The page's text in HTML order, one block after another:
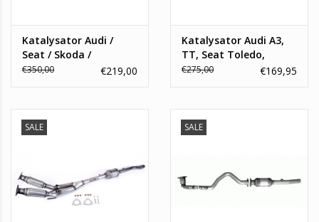
Katalysator Audi /
Seat / Skoda /
Volkswagen
€350,00 €219,00
Katalysator Audi A3,
TT, Seat Toledo,
Skoda Octavia,
€275,00 €169,95
SALE SALE